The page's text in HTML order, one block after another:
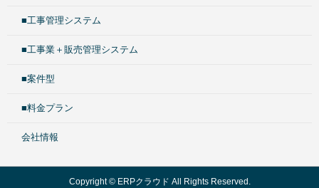
■工事管理システム
■工事業＋販売管理システム
■案件型
■料金プラン
会社情報
Copyright © ERPクラウド All Rights Reserved.